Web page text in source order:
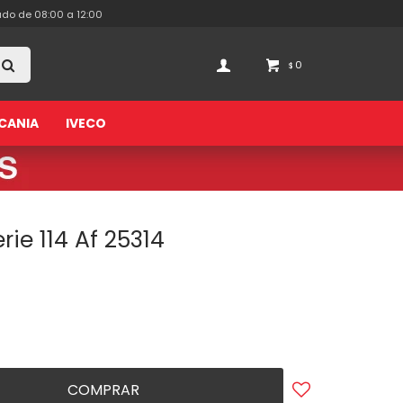
IVECO
$ 0
de 08:00 a 12:00
114 Af 25314
COMPRAR